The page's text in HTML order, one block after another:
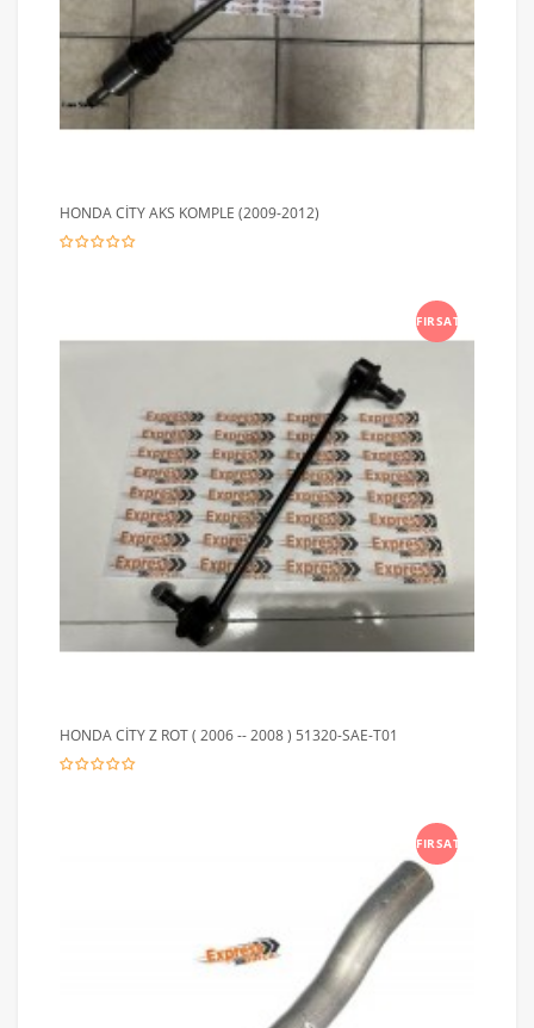
HONDA CİTY AKS KOMPLE (2009-2012)
FIRSAT
HONDA CİTY Z ROT ( 2006 -- 2008 ) 51320-SAE-T01
FIRSAT